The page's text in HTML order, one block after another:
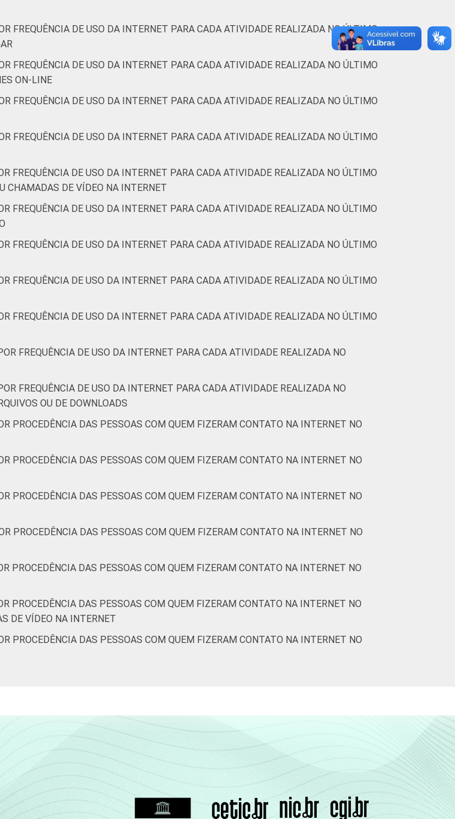
FREQUÊNCIA DE USO DA INTERNET PARA CADA ATIVIDADE REALIZADA NO ÚLTIMO
FREQUÊNCIA DE USO DA INTERNET PARA CADA ATIVIDADE REALIZADA NO ÚLTIMO
ON-LINE
FREQUÊNCIA DE USO DA INTERNET PARA CADA ATIVIDADE REALIZADA NO ÚLTIMO
FREQUÊNCIA DE USO DA INTERNET PARA CADA ATIVIDADE REALIZADA NO ÚLTIMO
FREQUÊNCIA DE USO DA INTERNET PARA CADA ATIVIDADE REALIZADA NO ÚLTIMO
CHAMADAS DE VÍDEO NA INTERNET
FREQUÊNCIA DE USO DA INTERNET PARA CADA ATIVIDADE REALIZADA NO ÚLTIMO
FREQUÊNCIA DE USO DA INTERNET PARA CADA ATIVIDADE REALIZADA NO ÚLTIMO
FREQUÊNCIA DE USO DA INTERNET PARA CADA ATIVIDADE REALIZADA NO ÚLTIMO
FREQUÊNCIA DE USO DA INTERNET PARA CADA ATIVIDADE REALIZADA NO ÚLTIMO
FREQUÊNCIA DE USO DA INTERNET PARA CADA ATIVIDADE REALIZADA NO
FREQUÊNCIA DE USO DA INTERNET PARA CADA ATIVIDADE REALIZADA NO
OU DE DOWNLOADS
PROCEDÊNCIA DAS PESSOAS COM QUEM FIZERAM CONTATO NA INTERNET NO
PROCEDÊNCIA DAS PESSOAS COM QUEM FIZERAM CONTATO NA INTERNET NO
PROCEDÊNCIA DAS PESSOAS COM QUEM FIZERAM CONTATO NA INTERNET NO
PROCEDÊNCIA DAS PESSOAS COM QUEM FIZERAM CONTATO NA INTERNET NO
PROCEDÊNCIA DAS PESSOAS COM QUEM FIZERAM CONTATO NA INTERNET NO
PROCEDÊNCIA DAS PESSOAS COM QUEM FIZERAM CONTATO NA INTERNET NO
DE VÍDEO NA INTERNET
PROCEDÊNCIA DAS PESSOAS COM QUEM FIZERAM CONTATO NA INTERNET NO